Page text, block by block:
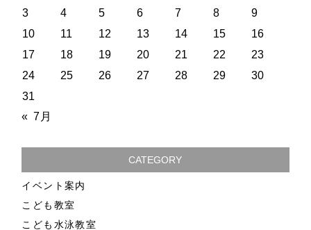
3
4 5 6 7 8
9
10
11 12 13 14 15
16
17
18 19 20 21 22
23
24
25 26 27 28 29
30
31
« 7月
CATEGORY
イベント案内
こども教室
こども水泳教室